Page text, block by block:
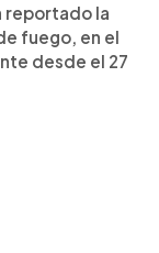
reportado la
fuego, en el
desde el 27